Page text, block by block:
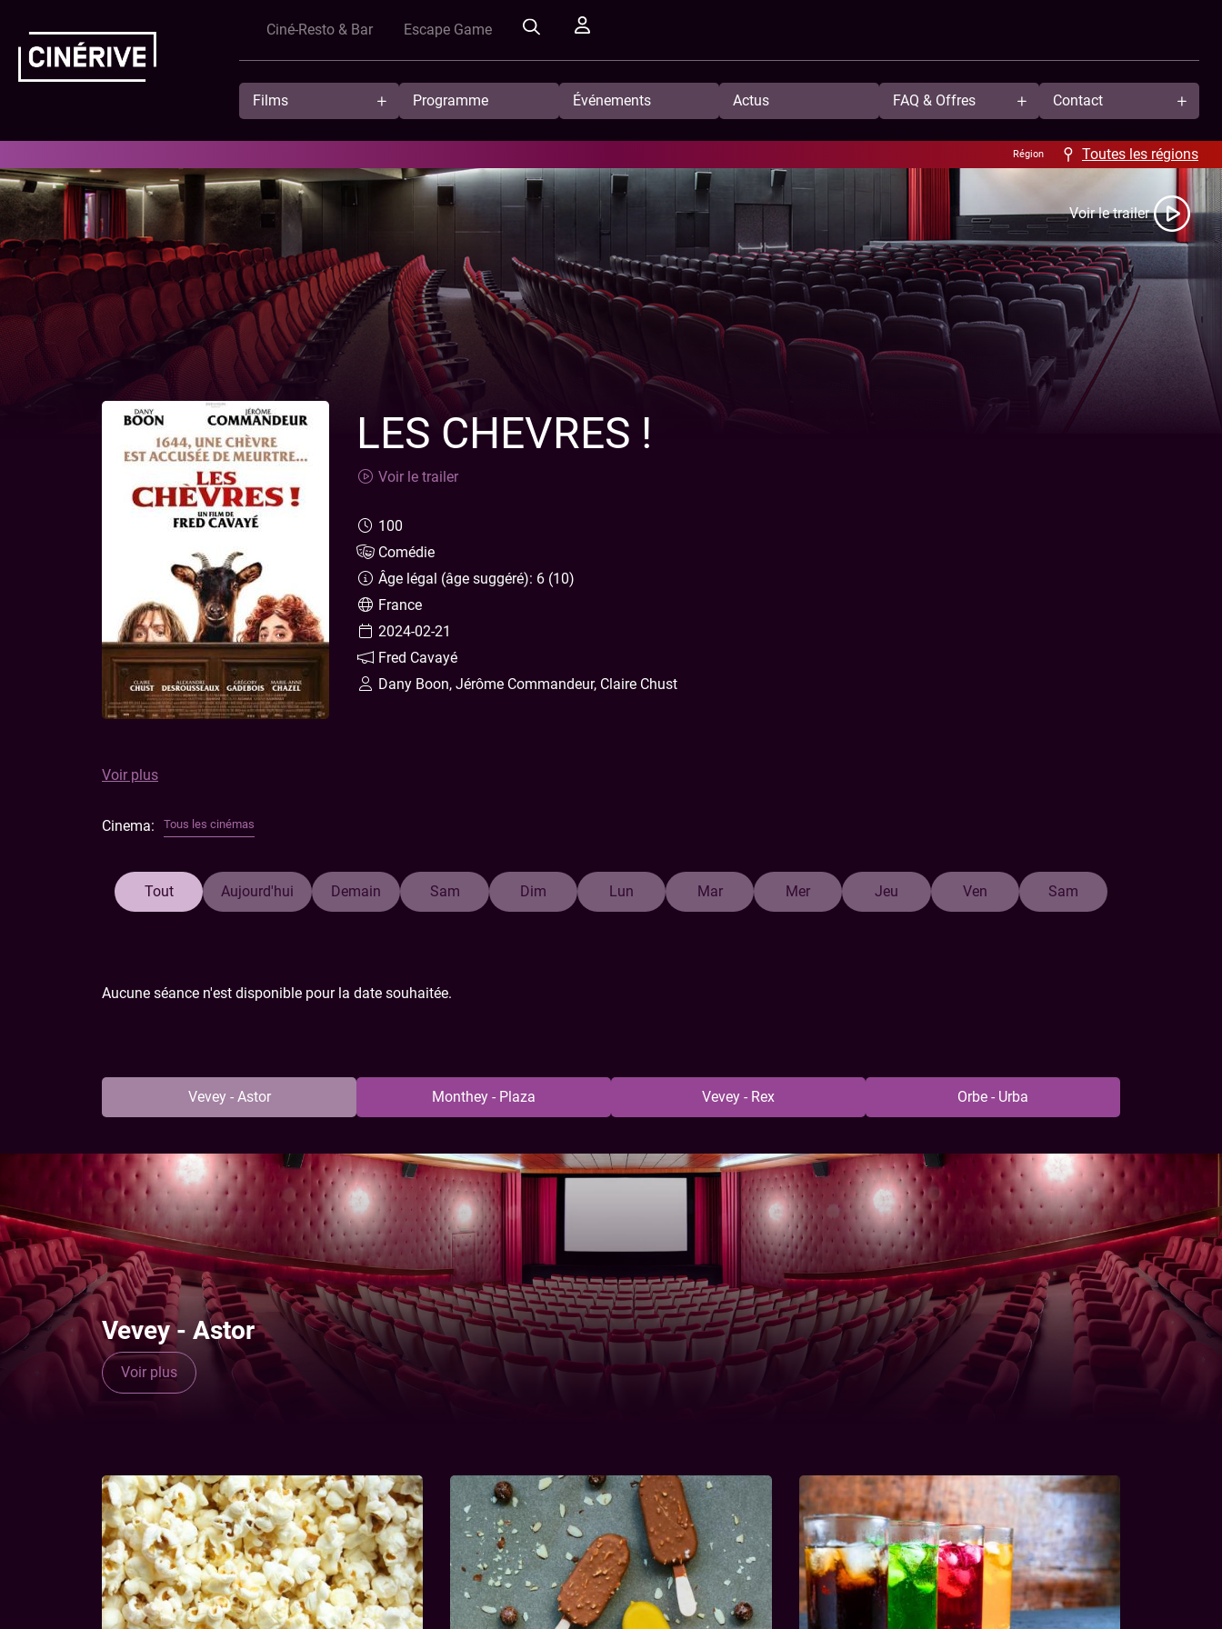
Ciné-Resto & Bar Escape Game
Films
Showing in English
Programme Événements Actus FAQ & Offres
Aide / FAQ
Offres
Anniversaire
Ciné Resto
Contact
À propos
Nous contacter
Nos cinémas
Nos tarifs
Région Toutes les régions
Voir le trailer
LES CHEVRES !
Voir le trailer
100
Comédie
Âge légal (âge suggéré): 6 (10)
France
2024-02-21
Fred Cavayé
Dany Boon, Jérôme Commandeur, Claire Chust
Saviez-vous qu’au 17e siècle, les animaux pouvaient être jugés pour avoir commis un crime ? Maître Pompignac, risée du
barreau, pense avoir trouvé l’affaire de sa vie : défendre la jeune et innocente Josette, accusée à tort du meurtre d’un maréchal…
autre… qu’une chèvre !
Voir plus
Cinema: Tous les cinémas
Tout Aujourd'hui Demain Sam Dim Lun Mar Mer Jeu Ven Sam
Aucune séance n'est disponible pour la date souhaitée.
Vevey - Astor Monthey - Plaza Vevey - Rex Orbe - Urba
Vevey - Astor
Voir plus